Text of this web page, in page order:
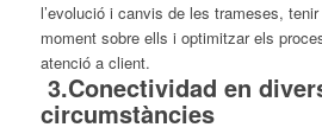
l’evolució i canvis de les trameses,
moment sobre ells i optimitzar els
atenció a client.
3.Conectividad en
circumstàncies